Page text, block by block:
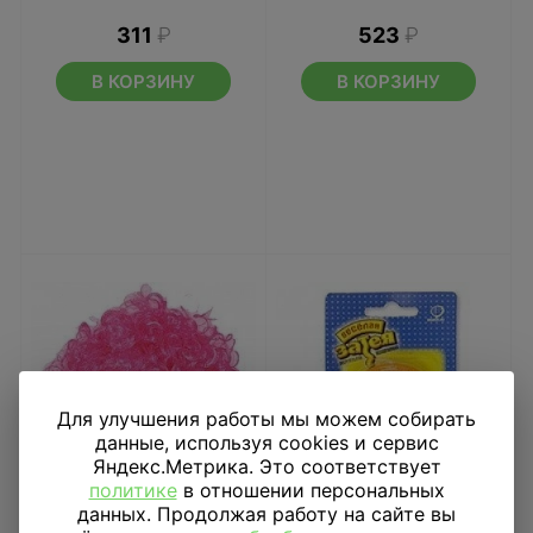
311 ₽
В КОРЗИНУ
523 ₽
В КОРЗИНУ
Для улучшения работы мы можем собирать
данные, используя cookies и сервис
Яндекс.Метрика. Это соответствует
политикев отношении персональных
данных. Продолжая работу на сайте вы